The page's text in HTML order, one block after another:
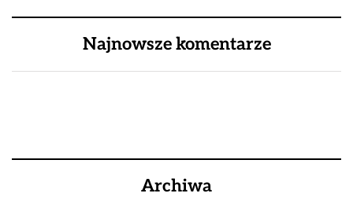
Najnowsze komentarze
Archiwa